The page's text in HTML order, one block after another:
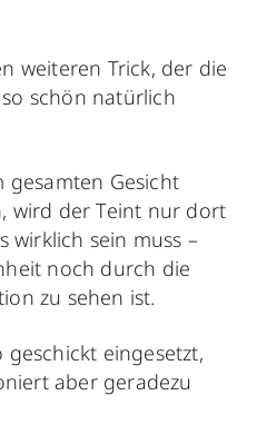
weiteren Trick, der die
so schön natürlich
gesamten Gesicht
wird der Teint nur dort
wirklich sein muss –
noch durch die
zu sehen ist.
eingesetzt,
aber geradezu